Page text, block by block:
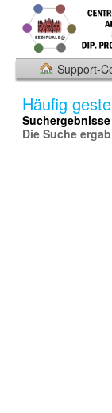
Support-
Häufig
Suchergebnisse
Die Suche